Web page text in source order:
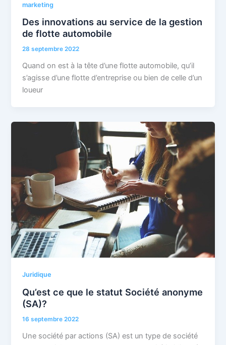
marketing
Des innovations au service de la gestion
de flotte automobile
28 septembre 2022
Quand on est à la tête d’une flotte automobile, qu’il
s’agisse d’une flotte d’entreprise ou bien de celle d’un
loueur
Juridique
Qu’est ce que le statut Société anonyme
(SA)?
16 septembre 2022
Une société par actions (SA) est un type de société